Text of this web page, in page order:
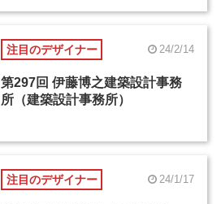
注目のデザイナー 24/2/14
第297回 伊藤博之建築設計事務
所（建築設計事務所）
注目のデザイナー 24/1/17